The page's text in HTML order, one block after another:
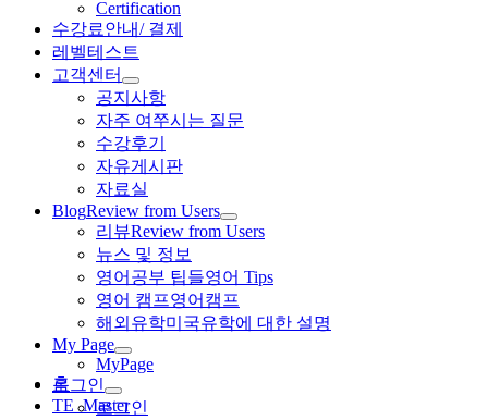
Certification
수강료안내/ 결제
레벨테스트
고객센터
공지사항
자주 여쭈시는 질문
수강후기
자유게시판
자료실
BlogReview from Users
리뷰Review from Users
뉴스 및 정보
영어공부 팁들영어 Tips
영어 캠프영어캠프
해외유학미국유학에 대한 설명
My Page
MyPage
로그인
로그인
홈
TE_Master